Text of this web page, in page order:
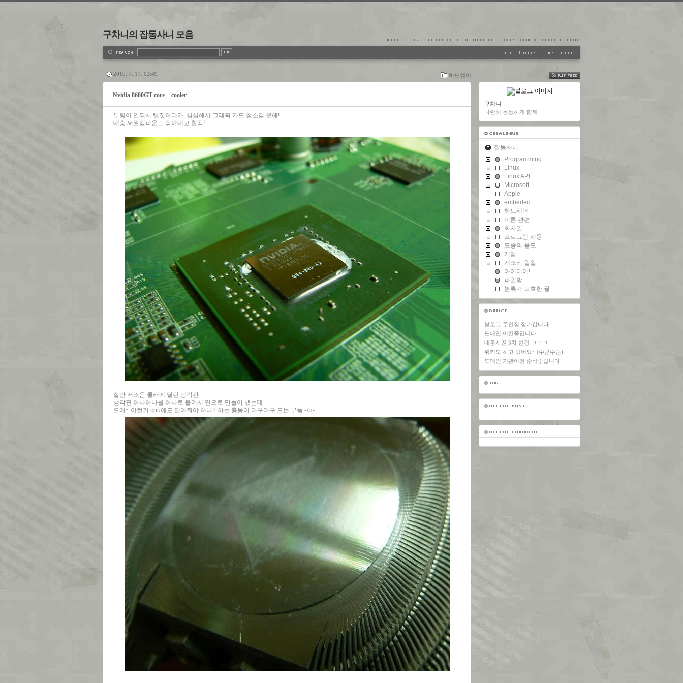
구차니의 잡동사니 모음
하드웨어
2010. 7. 17. 02:49
Nvidia 8600GT core + cooler
부팅이 안되서 뻘짓하다가, 심심해서 그래픽 카드 청소겸 분해!
대충 써멀컴파운드 닦아내고 찰칵!
잘만 저소음 쿨러에 달린 냉각판
냉각핀 하나하나를 하나로 붙여서 면으로 만들어 냈는데
으아~ 이런거 cpu에도 달아줘야 하나? 하는 충동이 마구마구 드는 부품 -ㅁ-
FEED
구차니
나란히 동등하게 함께
잡동사니
Programming
Linux
Linux API
Microsoft
Apple
embeded
하드웨어
이론 관련
회사일
프로그램 사용
모종의 음모
게임
개소리 왈왈
아이디어!
파일방
분류가 모호한 글
블로그 주인장 장가갑니다
도메인 이전중입니다.
대문사진 3차 변경 ㅋㅋㅋ
위키도 하고 있어요~ (수근수근)
도메인 기관이전 준비중입니다